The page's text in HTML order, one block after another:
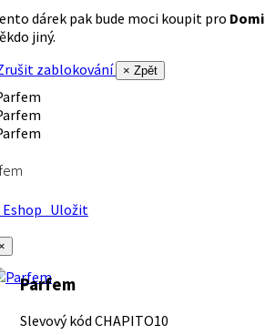
dárek pak bude moci koupit pro
jiný.
zablokování
× Zpět
Uložit
Parfem
Slevový kód CHAPITO10